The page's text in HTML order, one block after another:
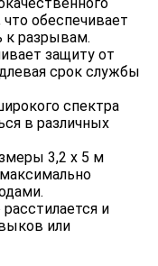
обеспечивает
к разрывам.
защиту от
срок службы
спектра
в различных
3,2 х 5 м
расстилается и
или